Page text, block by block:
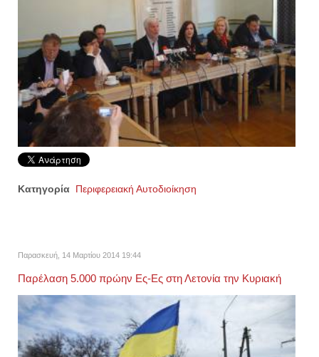
Κατηγορία Περιφερειακή Αυτοδιοίκηση
Παρασκευή, 14 Μαρτίου 2014 19:44
Παρέλαση 5.000 πρώην Ες-Ες στη Λετονία την Κυριακή